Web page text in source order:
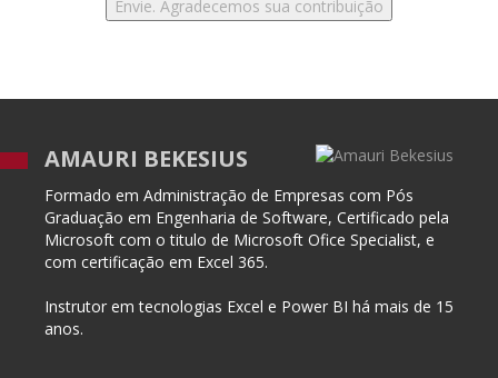
AMAURI BEKESIUS
Formado em Administração de Empresas com Pós
Graduação em Engenharia de Software, Certificado pela
Microsoft com o titulo de Microsoft Ofice Specialist, e
com certificação em Excel 365.
Instrutor em tecnologias Excel e Power BI há mais de 15
anos.